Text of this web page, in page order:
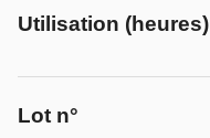
Utilisation (heures)
Lot n°